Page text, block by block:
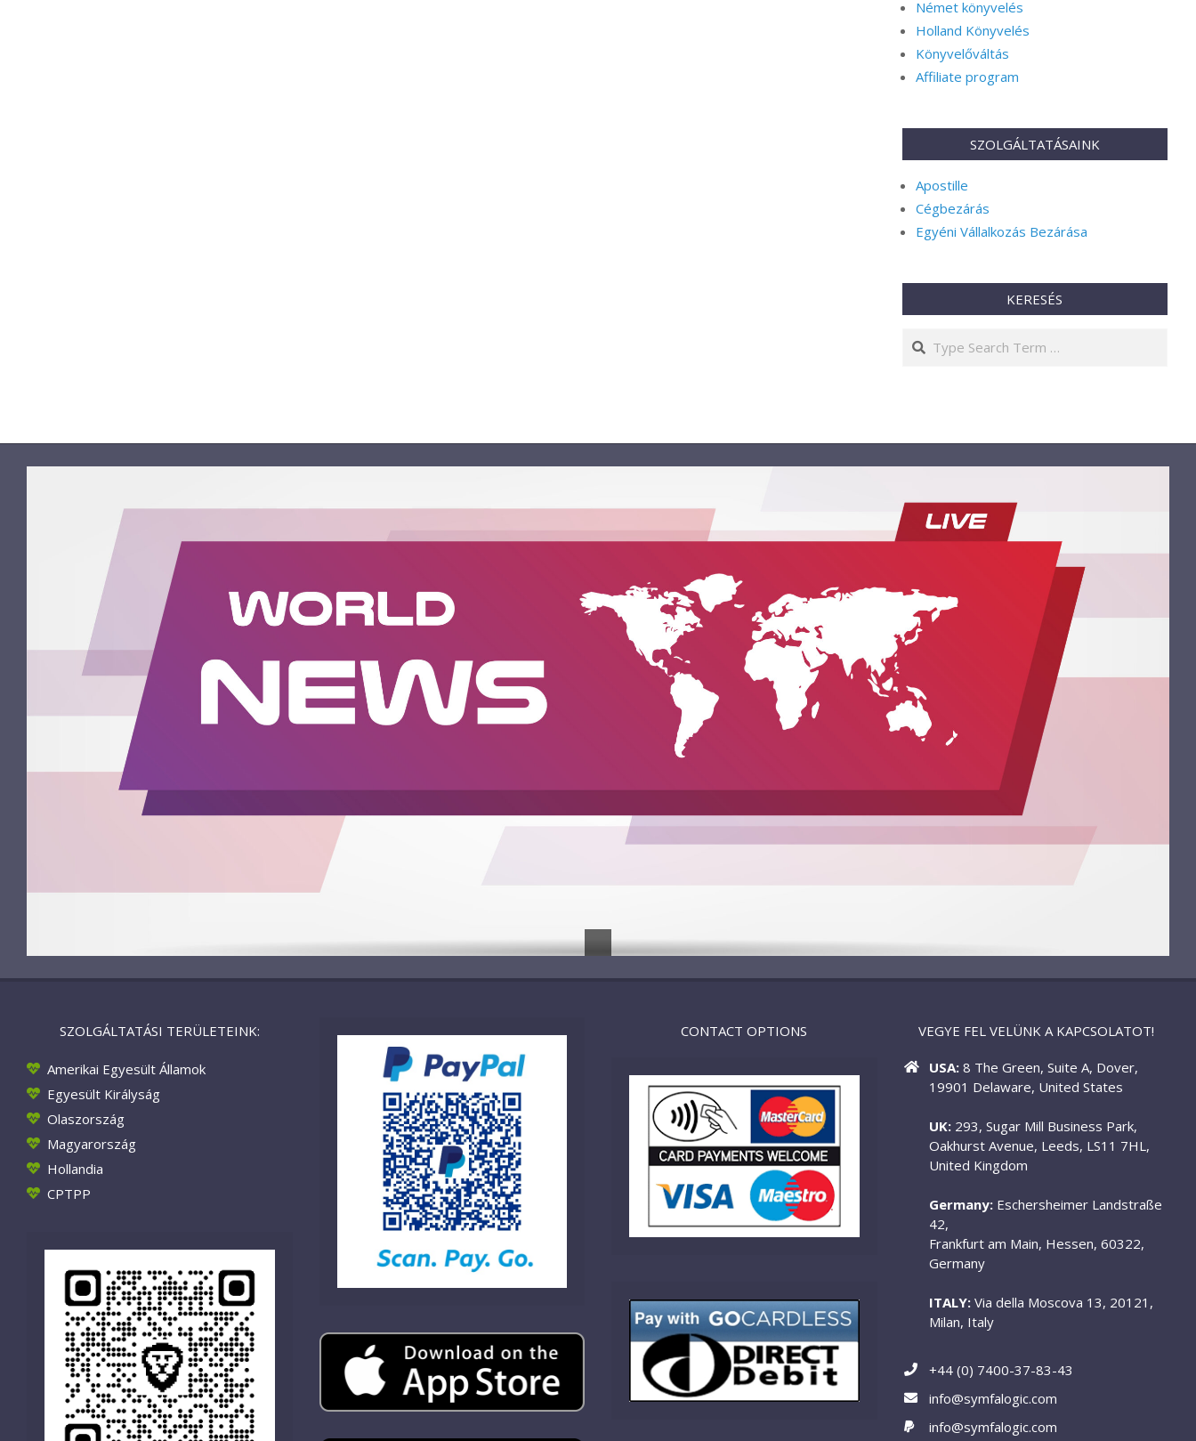
Német könyvelés
Holland Könyvelés
Könyvelőváltás
Affiliate program
SZOLGÁLTATÁSAINK
Apostille
Cégbezárás
Egyéni Vállalkozás Bezárása
KERESÉS
Search
SZOLGÁLTATÁSI TERÜLETEINK:
Amerikai Egyesült Államok
Egyesült Királyság
Olaszország
Magyarország
Hollandia
CPTPP
CONTACT OPTIONS VEGYE FEL VELÜNK A KAPCSOLATOT!
USA: 8 The Green, Suite A, Dover,
19901 Delaware, United States
UK: 293, Sugar Mill Business Park,
Oakhurst Avenue, Leeds, LS11 7HL,
United Kingdom
Germany: Eschersheimer Landstraße
42,
Frankfurt am Main, Hessen, 60322,
Germany
ITALY: Via della Moscova 13, 20121,
Milan, Italy
+44 (0) 7400-37-83-43
info@symfalogic.com
info@symfalogic.com